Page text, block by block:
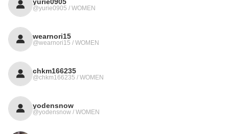
@yurie0905 / WOMEN
wearnori15
@wearnori15 / WOMEN
chkm166235
@chkm166235 / WOMEN
yodensnow
@yodensnow / WOMEN